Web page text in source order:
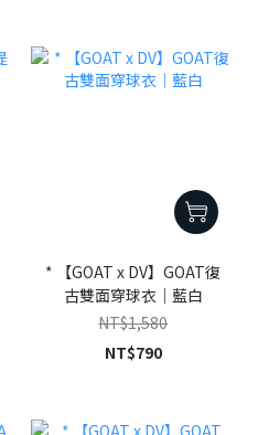
* 【GOAT x DV】GOAT復
古雙面穿球衣｜藍白
NT$1,580
NT$790